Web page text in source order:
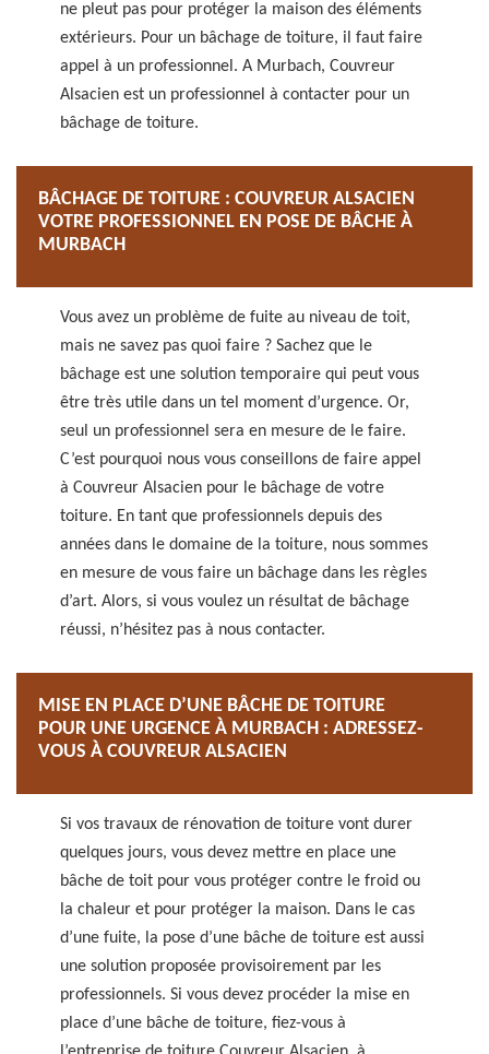
ne pleut pas pour protéger la maison des éléments
extérieurs. Pour un bâchage de toiture, il faut faire
appel à un professionnel. A Murbach, Couvreur
Alsacien est un professionnel à contacter pour un
bâchage de toiture.
BÂCHAGE DE TOITURE : COUVREUR ALSACIEN
VOTRE PROFESSIONNEL EN POSE DE BÂCHE À
MURBACH
Vous avez un problème de fuite au niveau de toit,
mais ne savez pas quoi faire ? Sachez que le
bâchage est une solution temporaire qui peut vous
être très utile dans un tel moment d’urgence. Or,
seul un professionnel sera en mesure de le faire.
C’est pourquoi nous vous conseillons de faire appel
à Couvreur Alsacien pour le bâchage de votre
toiture. En tant que professionnels depuis des
années dans le domaine de la toiture, nous sommes
en mesure de vous faire un bâchage dans les règles
d’art. Alors, si vous voulez un résultat de bâchage
réussi, n’hésitez pas à nous contacter.
MISE EN PLACE D’UNE BÂCHE DE TOITURE
POUR UNE URGENCE À MURBACH : ADRESSEZ-
VOUS À COUVREUR ALSACIEN
Si vos travaux de rénovation de toiture vont durer
quelques jours, vous devez mettre en place une
bâche de toit pour vous protéger contre le froid ou
la chaleur et pour protéger la maison. Dans le cas
d’une fuite, la pose d’une bâche de toiture est aussi
une solution proposée provisoirement par les
professionnels. Si vous devez procéder la mise en
place d’une bâche de toiture, fiez-vous à